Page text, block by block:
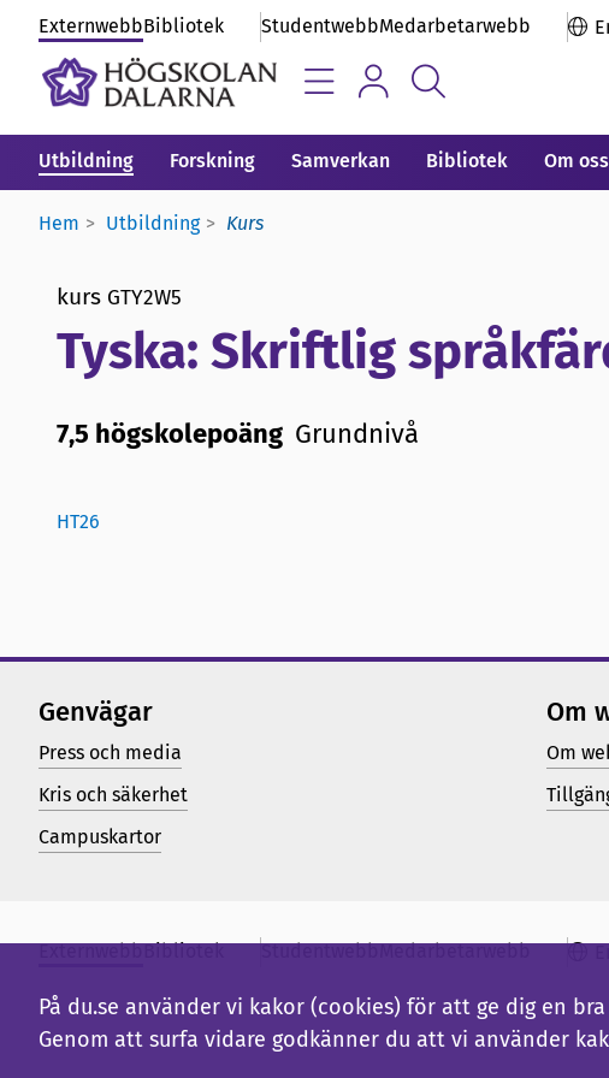
ExternwebbBibliotek StudentwebbMedarbetarwebb
Utbildning Forskning Samverkan Bibliotek Om oss
Hem Utbildning Kurs
kurs GTY2W5
Tyska: Skriftlig
7,5 högskolepoäng Grundnivå
HT26
Genvägar
Press och media
Kris och säkerhet
Campuskartor
Om
Om
ExternwebbBibliotek StudentwebbMedarbetarwebb
På du.se använder vi kakor (cookies) för att ge dig en
Genom att surfa vidare godkänner du att vi använder